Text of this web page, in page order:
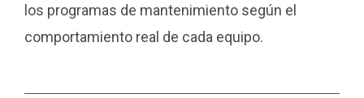
los programas de mantenimiento según el
comportamiento real de cada equipo.